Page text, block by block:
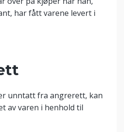
har fått varene levert i
unntatt fra angrerett, kan
av varen i henhold til